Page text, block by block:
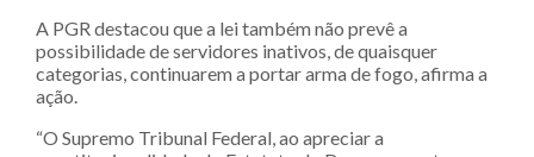
A PGR destacou que a lei também não prevê a
possibilidade de servidores inativos, de quaisquer
categorias, continuarem a portar arma de fogo, afirma a
ação.
“O Supremo Tribunal Federal, ao apreciar a